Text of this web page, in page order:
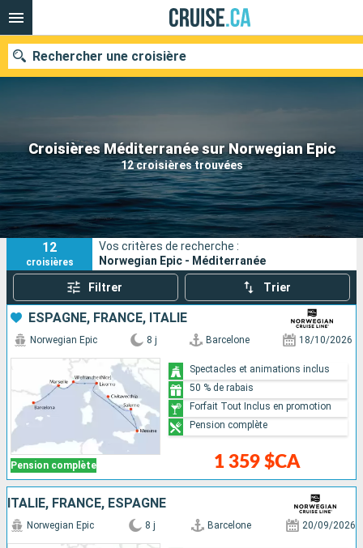
Croisières Méditerranée sur Norwegian Epic
12 croisières trouvées
Rechercher une croisière
Nos destinations
Mois de départ
Ports Compagnies
Rechercher
12
croisières
Vos critères de recherche :
Norwegian Epic - Méditerranée
Filtrer Trier
ESPAGNE, FRANCE, ITALIE
Pension complète
Norwegian Epic 8 j Barcelone 18/10/2026
1 359 $CA
Spectacles et animations inclus
50 % de rabais
Forfait Tout Inclus en promotion
Pension complète
ITALIE, FRANCE, ESPAGNE
Norwegian Epic 8 j Barcelone 20/09/2026